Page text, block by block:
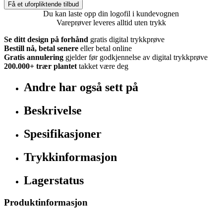
Få et uforpliktende tilbud
Du kan laste opp din logofil i kundevognen
Vareprøver leveres alltid uten trykk
Se ditt design på forhånd gratis digital trykkprøve
Bestill nå, betal senere eller betal online
Gratis annulering gjelder før godkjennelse av digital trykkprøve
200.000+ trær plantet takket være deg
Andre har også sett på
Beskrivelse
Spesifikasjoner
Trykkinformasjon
Lagerstatus
Produktinformasjon